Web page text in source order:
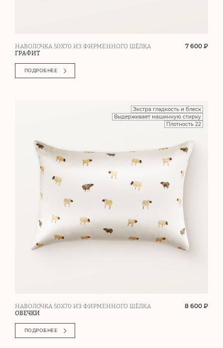
НАВОЛОЧКА 50Х70 ИЗ ФИРМЕННОГО ШЁЛКА
ГРАФИТ
7 600 ₽
ПОДРОБНЕЕ
Экстра гладкость и блеск
Выдерживает машинную стирку
Плотность 22
НАВОЛОЧКА 50Х70 ИЗ ФИРМЕННОГО ШЁЛКА
ОВЕЧКИ
8 600 ₽
ПОДРОБНЕЕ